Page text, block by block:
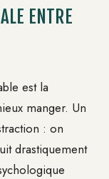
ENTRE
est la
manger. Un
: on
drastiquement